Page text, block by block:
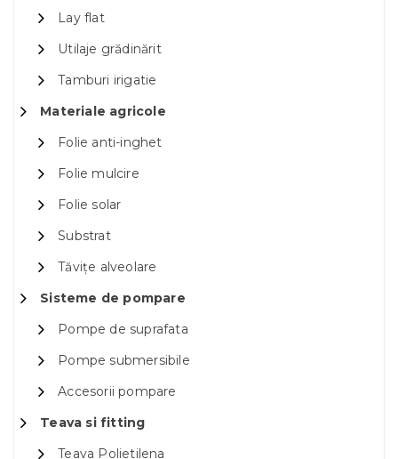
Lay flat
Utilaje grădinărit
Tamburi irigatie
Materiale agricole
Folie anti-inghet
Folie mulcire
Folie solar
Substrat
Tăvițe alveolare
Sisteme de pompare
Pompe de suprafata
Pompe submersibile
Accesorii pompare
Teava si fitting
Teava Polietilena